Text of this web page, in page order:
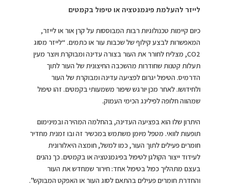
לייזר להעלמת פיגמנטציה או טיפול בקמטים
כיום קיימות טכנולוגיות רבות המבוססות על קרן אור או לייזר,
המאפשרות לבצע קילוף של שכבות עור או כתמים. “לייזר מסוג
CO2, מצליח לחורר את העור בצורה עדינה ומבוקרת ויוצר מעין
תעלות קטנות שחודרות מהשכבה החיצונית של העור לתוך
הדרמיס. הטיפול יגרום לפציעה עדינה ומבוקרת של העור
ולחידושו. לאחר מכן יורגש שיפור משמעותי בקמטים. זהו טיפול
שמהווה חלופה לפילינג הכימי העמוק.
היתרון שלו הוא בפציעה העדינה, בהחלמה המהירה ובמינימום
תופעות לוואי. מטפל מיומן משתמש במכשיר זה ובו זמנית מחדיר
חומרים פעילים לתוך העור, כמו למשל, חומצה היאלורונית
לעידוד ייצור הקולגן לטיפול בפיגמנטציה או בקמטים. כך נהנים
בעצם מתהליך כפול בטיפול אחד: חירור שמחדש את העור
והחדרת חומרים פעילים בהתאם לסוג העור או האפקט המבוקש”.